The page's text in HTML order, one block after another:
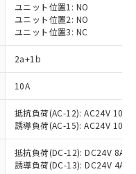
ユニット位置1: NO
ユニット位置2: NO
ユニット位置3: NC
2a+1b
10A
抵抗負荷(AC-12): AC24V 10A/
誘導負荷(AC-15): AC24V
抵抗負荷(DC-12): DC24V 8A/
誘導負荷(DC-13): DC24V 4A/
（10物質）の
供可能な商品で
える予定のある